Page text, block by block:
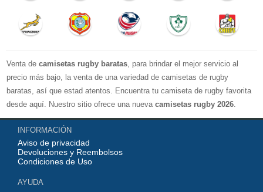
Venta de camisetas rugby baratas, para brindar el mejor servicio al
precio más bajo, la venta de una variedad de camisetas de rugby
baratas, así que estad atentos. Encuentra tu camiseta de rugby favorita
desde aquí. Nuestro sitio ofrece una nueva camisetas rugby 2026.
Disponible en una variedad de estilos y tamaños ¡Compre camisetas de
rugby baratas en línea!
INFORMACIÓN
Aviso de privacidad
Devoluciones y Reembolsos
Condiciones de Uso
AYUDA